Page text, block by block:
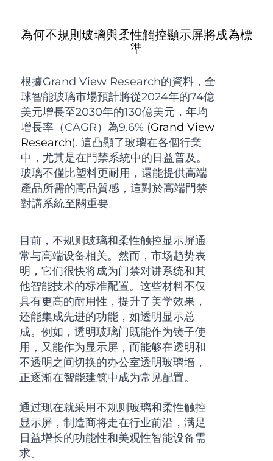
為何不規則玻璃與柔性觸控顯示屏將成為標
準
根據Grand View Research的資料，全
球智能玻璃市場預計將從2024年的74億
美元增長至2030年的130億美元，年均
增長率（CAGR）為9.6% (Grand View
Research). 這凸顯了玻璃在各個行業
中，尤其是在門禁系統中的日益普及。
玻璃不僅比塑料更耐用，還能提供高端
產品所需的高品質感，這對於高端門禁
對講系統至關重要。
目前，不规则玻璃和柔性触控显示屏通
常与高端设备相关。然而，市场趋势表
明，它们很快将成为门禁对讲系统和其
他智能技术的标准配置。这些材料不仅
具有更高的耐用性，提升了美学效果，
还能集成先进的功能，如透明显示总
成。例如，透明玻璃门既能作为镜子使
用，又能作为显示屏，而能够在透明和
不透明之间切换的办公室透明玻璃墙，
正逐渐在智能建筑中成为常见配置。
通过现在就采用不规则玻璃和柔性触控
显示屏，制造商将走在行业前沿，满足
日益增长的功能性和美观性智能设备需
求。